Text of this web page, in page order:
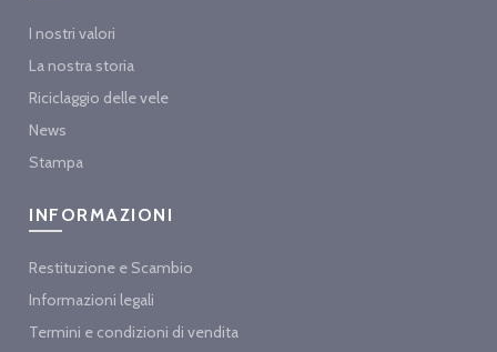
I nostri valori
La nostra storia
Riciclaggio delle vele
News
Stampa
INFORMAZIONI
Restituzione e Scambio
Informazioni legali
Termini e condizioni di vendita